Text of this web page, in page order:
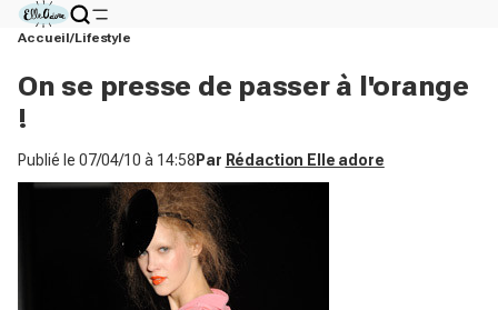
Accueil Lifestyle
On se presse de passer à l'orange
!
Publié le 07/04/10 à 14:58 Par Rédaction Elle adore